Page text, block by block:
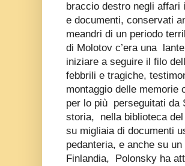
braccio destro negli
e documenti, conservati
meandri di un periodo
di Molotov c’era una
iniziare a seguire il filo
febbrili e tragiche,
montaggio delle
per lo più perseguitati da
storia, nella biblioteca del
su migliaia di documenti
pedanteria, e anche su
Finlandia, Polonsky ha